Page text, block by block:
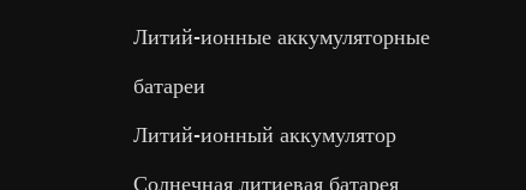
Литий-ионные аккумуляторные
батареи
Литий-ионный аккумулятор
Солнечная литиевая батарея